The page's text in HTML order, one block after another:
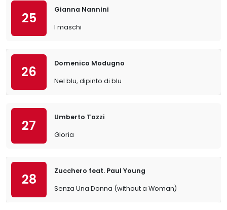
25
Gianna Nannini
I maschi
26
Domenico Modugno
Nel blu, dipinto di blu
27
Umberto Tozzi
Gloria
28
Zucchero feat. Paul Young
Senza Una Donna (without a Woman)